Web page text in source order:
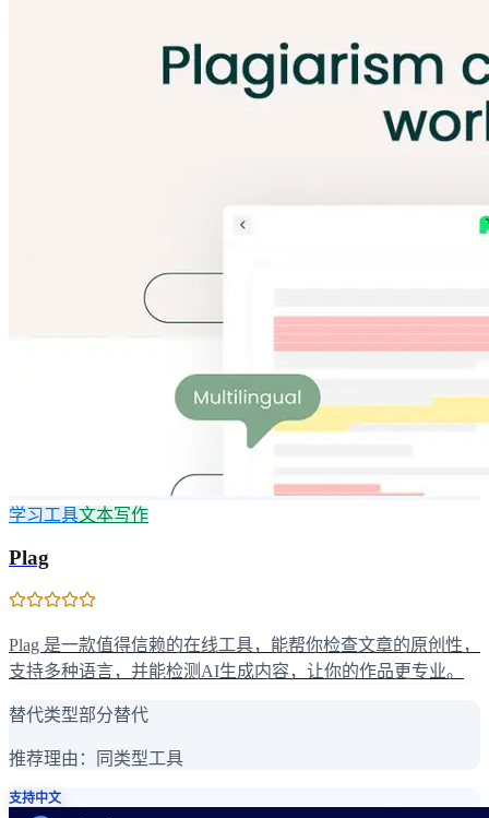
学习工具文本写作
Plag
Plag 是一款值得信赖的在线工具，能帮你检查文章的原创性，
支持多种语言，并能检测AI生成内容，让你的作品更专业。
替代类型部分替代
推荐理由： 同类型工具
支持中文